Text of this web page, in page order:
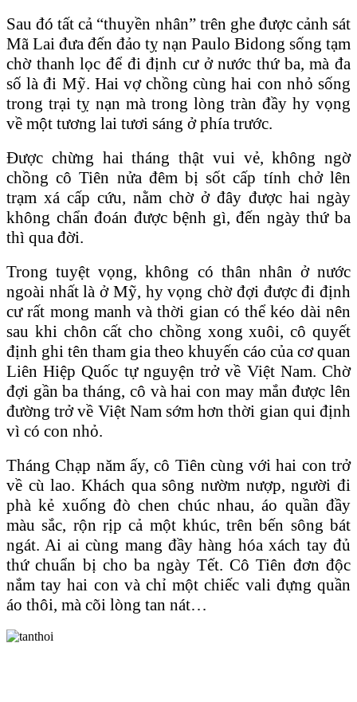
Sau đó tất cả “thuyền nhân” trên ghe được cảnh sát
Mã Lai đưa đến đảo tỵ nạn Paulo Bidong sống tạm
chờ thanh lọc để đi định cư ở nước thứ ba, mà đa
số là đi Mỹ. Hai vợ chồng cùng hai con nhỏ sống
trong trại tỵ nạn mà trong lòng tràn đầy hy vọng
về một tương lai tươi sáng ở phía trước.
Được chừng hai tháng thật vui vẻ, không ngờ
chồng cô Tiên nửa đêm bị sốt cấp tính chở lên
trạm xá cấp cứu, nằm chờ ở đây được hai ngày
không chẩn đoán được bệnh gì, đến ngày thứ ba
thì qua đời.
Trong tuyệt vọng, không có thân nhân ở nước
ngoài nhất là ở Mỹ, hy vọng chờ đợi được đi định
cư rất mong manh và thời gian có thể kéo dài nên
sau khi chôn cất cho chồng xong xuôi, cô quyết
định ghi tên tham gia theo khuyến cáo của cơ quan
Liên Hiệp Quốc tự nguyện trở về Việt Nam. Chờ
đợi gần ba tháng, cô và hai con may mắn được lên
đường trở về Việt Nam sớm hơn thời gian qui định
vì có con nhỏ.
Tháng Chạp năm ấy, cô Tiên cùng với hai con trở
về cù lao. Khách qua sông nườm nượp, người đi
phà kẻ xuống đò chen chúc nhau, áo quần đầy
màu sắc, rộn rịp cả một khúc, trên bến sông bát
ngát. Ai ai cùng mang đầy hàng hóa xách tay đủ
thứ chuẩn bị cho ba ngày Tết. Cô Tiên đơn độc
nắm tay hai con và chỉ một chiếc vali đựng quần
áo thôi, mà cõi lòng tan nát…